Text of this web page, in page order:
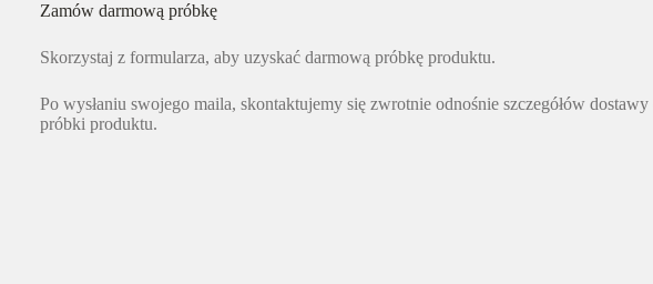
Zamów darmową próbkę
Skorzystaj z formularza, aby uzyskać darmową próbkę produktu.
Po wysłaniu swojego maila, skontaktujemy się zwrotnie odnośnie szczegółów
próbki produktu.